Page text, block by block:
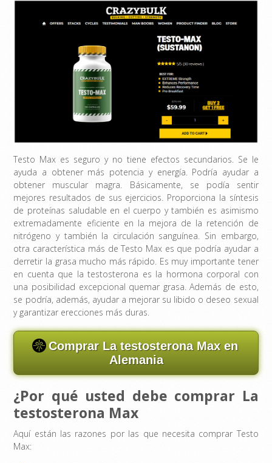
Testo Max es seguro y no tiene efectos secundarios. Se le
ayuda a obtener más potencia y energía. Podría ayudar a
obtener muscular magra. Básicamente, se podía sentir
mejores resultados de sus ejercicios. Proporciona la síntesis
de proteínas saludable en el cuerpo y también es asimismo
extremadamente eficiente en la mejora de la retención de
nitrógeno y también la circulación sanguínea. Sin embargo,
otra característica más de Testo Max es que podría ayudar a
derretir la grasa mucho más rápido. Es muy importante tener
en cuenta que la testosterona es la hormona corporal con
una posibilidad excepcional quemar grasa. Además de esto,
se podría, además, ayudar a mejorar su libido o deseo sexual
y garantizar erecciones más duras.
Comprar La testosterona Max en
Alemania
¿Por qué usted debe comprar La
testosterona Max
Aquí están las razones por las que necesita comprar Testo
Max: